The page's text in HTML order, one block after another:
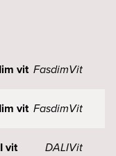
vit FasdimVit
vit FasdimVit
vit DALIVit